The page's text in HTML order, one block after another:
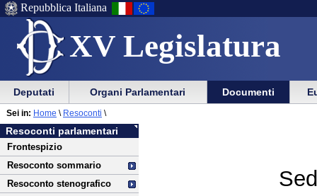
XV Legislatura
Menu
di
ausilio
alla
navigazione
Vai
Menu
di
navigazione
principale
Repubblica Italiana
Menu
di
navigazione
principale
Vai
menu
di
sezione
Deputati Organi Parlamentari Documenti
Vai
al
contenuto
Resoconti parlamentari
Frontespizio
Resoconto sommario
Resoconto stenografico
Sei in: Home \ Resoconti \